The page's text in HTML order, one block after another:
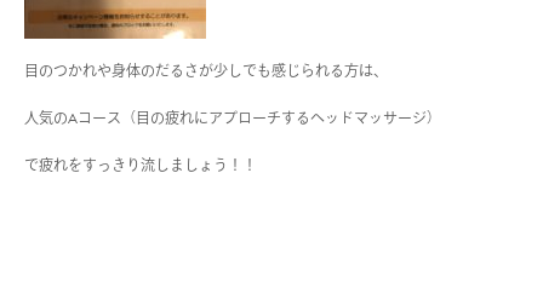
目のつかれや身体のだるさが少しでも感じられる方は、
人気のAコース（目の疲れにアプローチするヘッドマッサージ）
で疲れをすっきり流しましょう！！